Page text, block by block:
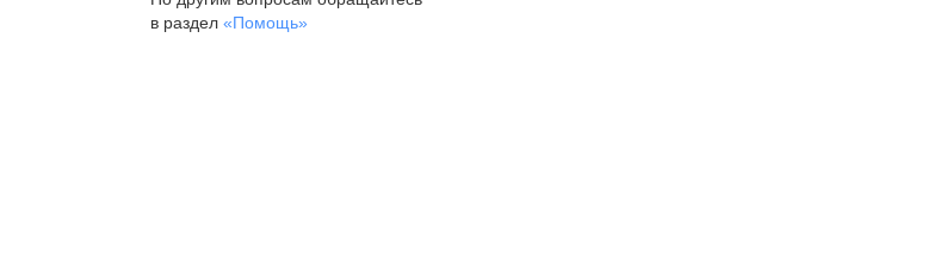
в раздел «Помощь»